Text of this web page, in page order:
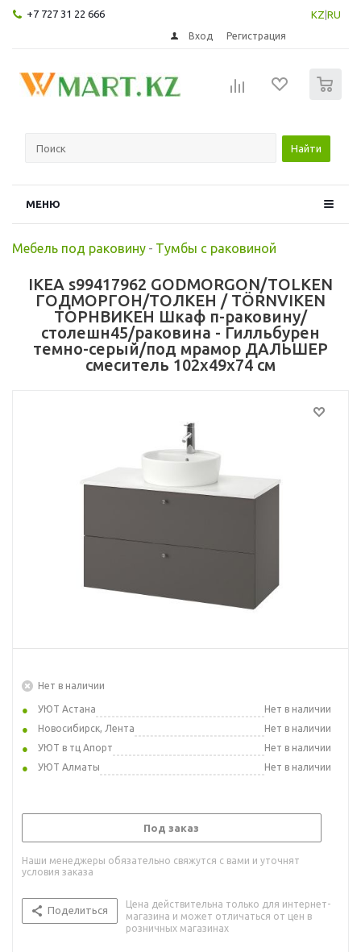
+7 727 31 22 666 KZ RU
Вход Регистрация
Найти
МЕНЮ
Мебель под раковину - Тумбы с раковиной
IKEA s99417962 GODMORGON/TOLKEN
ГОДМОРГОН/ТОЛКЕН / TÖRNVIKEN
ТОРНВИКЕН Шкаф п-раковину/
столешн45/раковина - Гилльбурен
темно-серый/под мрамор ДАЛЬШЕР
смеситель 102x49x74 см
Нет в наличии
УЮТ Астана
Нет в наличии
Новосибирск, Лента
Нет в наличии
УЮТ в тц Апорт
Нет в наличии
УЮТ Алматы
Нет в наличии
Под заказ
Наши менеджеры обязательно свяжутся с вами и уточнят
условия заказа
Поделиться
Цена действительна только для интернет-
магазина и может отличаться от цен в
розничных магазинах